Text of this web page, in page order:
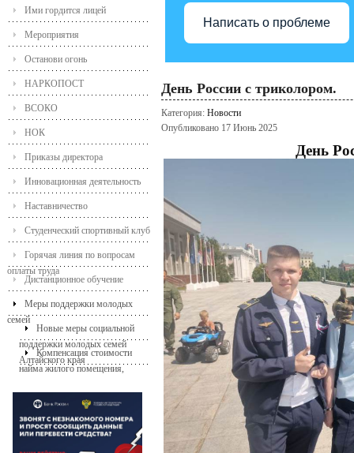
Ими гордится лицей
Мероприятия
Останови огонь
НАРКОПОСТ
ВСОКО
НОК
Приказы директора
Инновационная деятельность
Наставничество
Студенческий спортивный клуб
Горячая линия по вопросам
оплаты труда
Дистанционное обучение
Меры поддержки молодых
семей
Новые меры социальной
поддержки молодых семей
Алтайского края
Компенсация стоимости
найма жилого помещения,
Написать о проблеме
День России с триколором.
Категория: Новости
Опубликовано 17 Июнь 2025
День